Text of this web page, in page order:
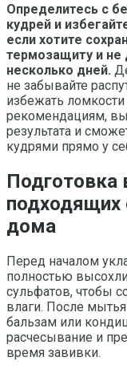
Определитесь с
кудрей и
если хотите
термозащиту и не
несколько дней.
не забывайте
избежать
рекомендациям, вы
результата и
кудрями прямо у
Подготовка
подходящих
дома
Перед началом
полностью
сульфатов, чтобы
влаги. После
бальзам или
расчесывание и
время завивки.